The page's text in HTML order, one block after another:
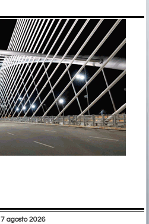
7 agosto 2026